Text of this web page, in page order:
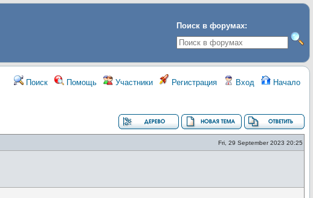
Поиск в форумах:
Поиск Помощь Участники Регистрация Вход Начало
Fri, 29 September 2023 20:25